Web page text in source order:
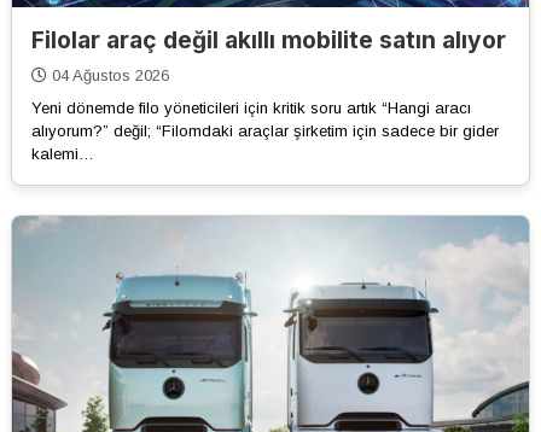
Filolar araç değil akıllı mobilite satın alıyor
04 Ağustos 2026
Yeni dönemde filo yöneticileri için kritik soru artık “Hangi aracı
alıyorum?” değil; “Filomdaki araçlar şirketim için sadece bir gider
kalemi…